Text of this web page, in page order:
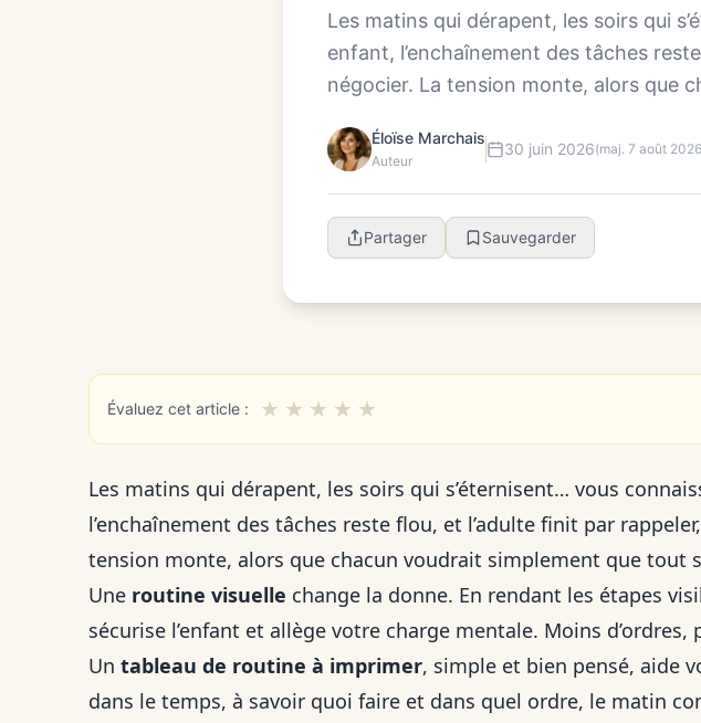
Les matins qui dérapent, les soirs qui
enfant, l’enchaînement des tâches
négocier. La tension monte, alors que
Éloïse Marchais
Auteur
30 juin 2026(maj. 7 août
Partager Sauvegarder
Évaluez cet article : ★ ★ ★ ★ ★
Les matins qui dérapent, les soirs qui s’éternisent… vous
l’enchaînement des tâches reste flou, et l’adulte finit par
tension monte, alors que chacun voudrait simplement que tout
Une routine visuelle change la donne. En rendant les étapes
sécurise l’enfant et allège votre charge mentale. Moins d’ordres,
Un tableau de routine à imprimer, simple et bien pensé, aide
dans le temps, à savoir quoi faire et dans quel ordre, le matin